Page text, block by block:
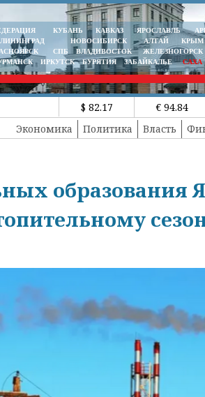
КУБАНЬ КАВКАЗ ЯРОСЛАВЛЬ
НОВОСИБИРСК АЛТАЙ КРЫМ
СПБ ВЛАДИВОСТОК ЖЕЛЕЗНОГОРСК
ИРКУТСК БУРЯТИЯ ЗАБАЙКАЛЬЕ САХА
$ 82.17
€ 94.84
Экономика
Политика Власть
образования